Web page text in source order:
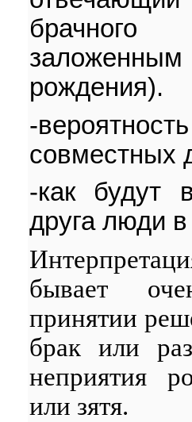
рождения).
-
совместных
-как будут
друга люди
бывает
принятии
брак или
неприятия
или зятя.